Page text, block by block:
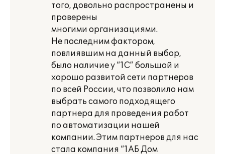
того, довольно распространены и
проверены
многими организациями.
Не последним фактором,
повлиявшим на данный выбор,
было наличие у “1С” большой и
хорошо развитой сети партнеров
по всей России, что позволило нам
выбрать самого подходящего
партнера для проведения работ
по автоматизации нашей
компании. Этим партнеров для нас
стала компания “1АБ Дом